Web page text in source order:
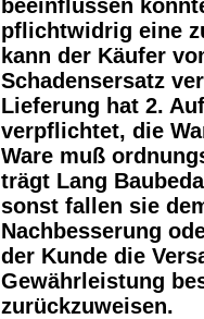
beeinflussen
pflichtwidrig eine
kann der Käufer
Schadensersatz
Lieferung hat 2.
verpflichtet, die
Ware muß
trägt Lang
sonst fallen sie
Nachbesserung
der Kunde die
Gewährleistung
zurückzuweisen.